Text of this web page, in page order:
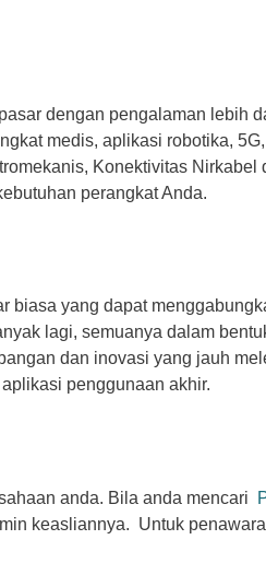
dengan pengalaman lebih
medis, aplikasi robotika,
Konektivitas Nirkabel
perangkat Anda.
yang dapat
lagi, semuanya dalam
dan inovasi yang jauh
penggunaan akhir.
anda. Bila anda mencari
keasliannya. Untuk